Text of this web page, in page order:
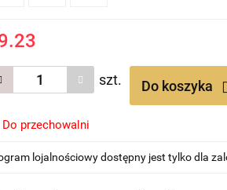
szt. Do koszyka
Do przechowalni
lojalnościowy dostępny jest tylko dla